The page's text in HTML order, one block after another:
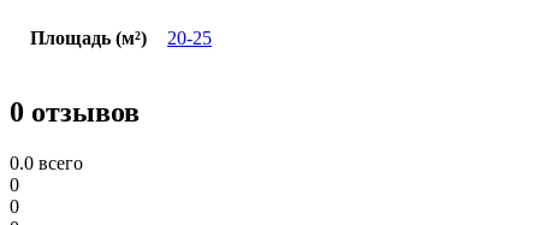
Площадь (м²) 20-25
0 отзывов
0.0 всего
0
0